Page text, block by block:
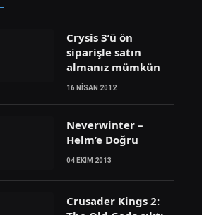
Crysis 3’ü ön
siparişle satın
almanız mümkün
16 NISAN 2012
Neverwinter –
Helm’e Doğru
04 EKIM 2013
Crusader Kings 2: